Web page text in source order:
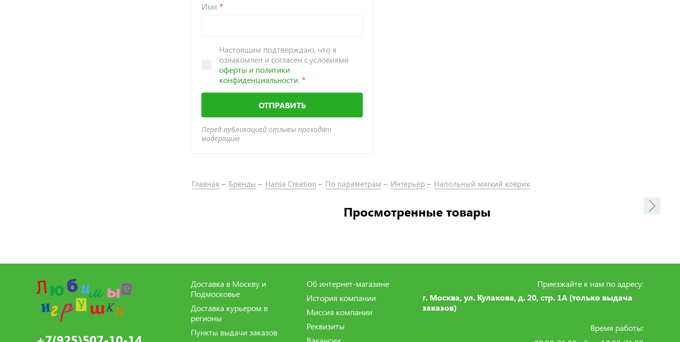
Имя
Настоящим подтверждаю, что я
ознакомлен и согласен с условиями
оферты и политики
конфиденциальности.
ОТПРАВИТЬ
Перед публикацией отзывы проходят
модерацию
Главная Бренды Hansa Creation По параметрам Интерьер Напольный мягкий коврик
Просмотренные товары
Доставка в Москву и
Подмосковье
Доставка курьером в
регионы
Пункты выдачи заказов
Об интернет-магазине
История компании
Миссия компании
Реквизиты
Приезжайте к нам по адресу:
г. Москва, ул. Кулакова, д. 20, стр. 1А (только выдача
заказов)
Время работы: